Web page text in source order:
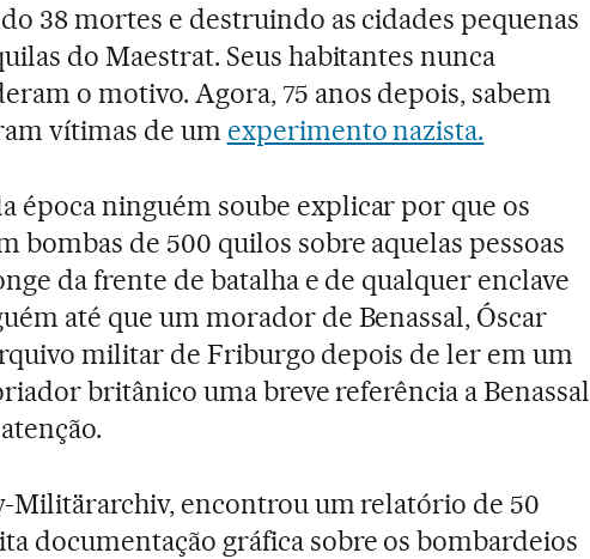
38 mortes e destruindo as cidades pequenas
do Maestrat. Seus habitantes nunca
o motivo. Agora, 75 anos depois, sabem
vítimas de um experimento nazista.
época ninguém soube explicar por que os
bombas de 500 quilos sobre aquelas pessoas
da frente de batalha e de qualquer enclave
até que um morador de Benassal, Óscar
militar de Friburgo depois de ler em um
britânico uma breve referência a Benassal
Militärarchiv, encontrou um relatório de 50
documentação gráfica sobre os bombardeios